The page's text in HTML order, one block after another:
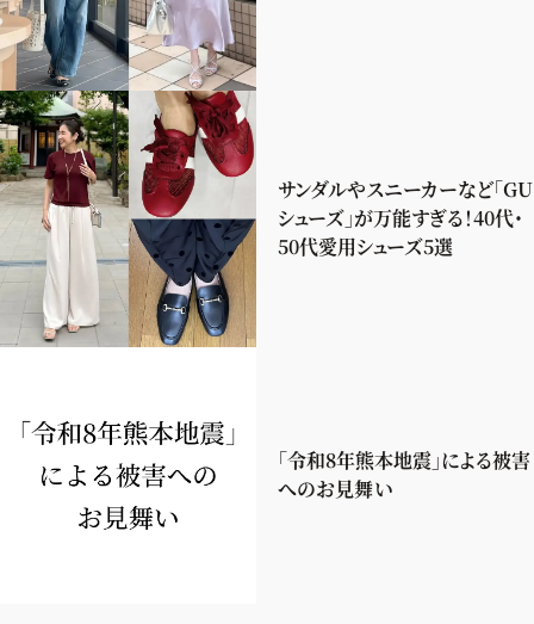
サンダルやスニーカーなど「GU
シューズ」が万能すぎる！40代・
50代愛用シューズ5選
「令和8年熊本地震」による被害
へのお見舞い